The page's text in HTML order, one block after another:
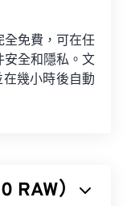
全免費，可在任
安全和隱私。文
幾小時後自動
RAW）